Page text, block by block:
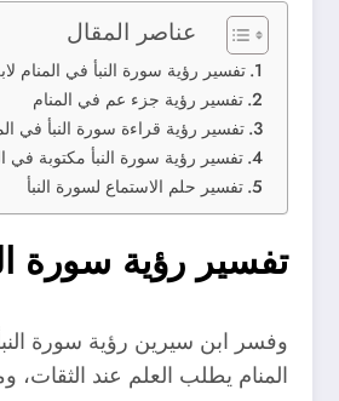
عناصر المقال
تفسير رؤية سورة النبأ في المنام
تفسير رؤية جزء عم في المنام
تفسير رؤية قراءة سورة النبأ في
تفسير رؤية سورة النبأ مكتوبة في
تفسير حلم الاستماع لسورة النبأ
تفسير رؤية سورة
وفسر ابن سيرين رؤية سورة
المنام يطلب العلم عند الثقات،